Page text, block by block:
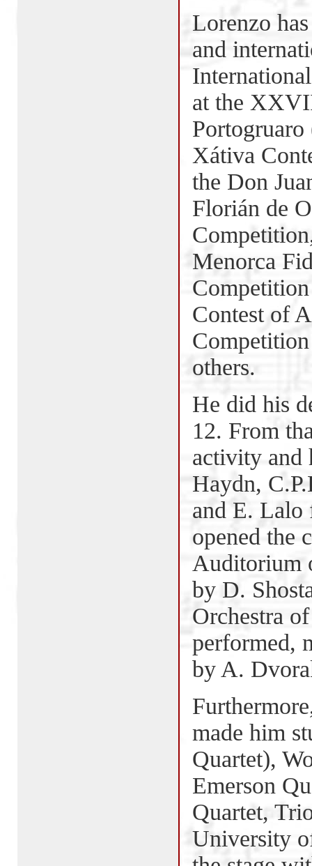
Lorenzo
and
at the
Xátiva
the Don
Florián de
Menorca
Contest of
others.
He did his
12. From
activity and
Haydn,
and E. Lalo
opened the
Auditorium
by D.
Orchestra
performed,
by A.
made him
Quartet),
Emerson
Quartet,
University